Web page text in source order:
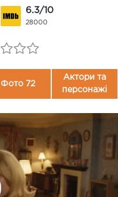
6.3/10
28000
Фото 72
Актори та
персонажі